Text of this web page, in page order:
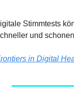
Stimmtests
und
in Digital